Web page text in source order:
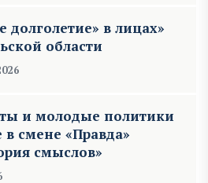
долголетие» в лицах»
области
и молодые политики
в смене «Правда»
смыслов»